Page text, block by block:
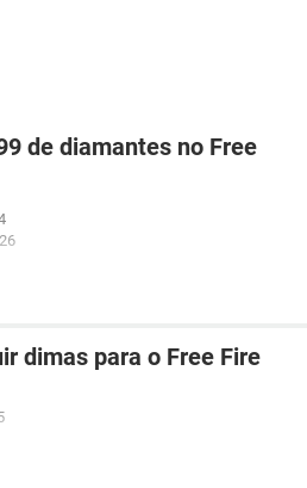
de diamantes no Free
dimas para o Free Fire